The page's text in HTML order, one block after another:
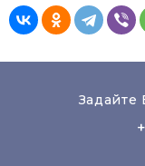
Задайте